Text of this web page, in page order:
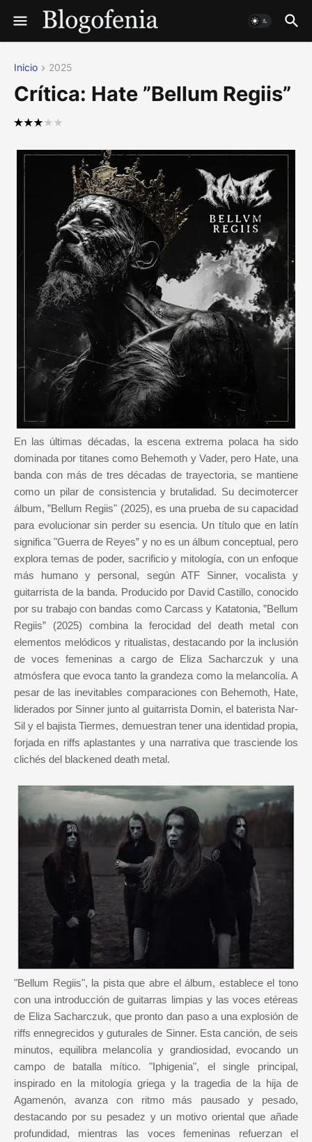
Inicio 2025
Crítica: Hate ”Bellum Regiis”
En las últimas décadas, la escena extrema polaca ha sido
dominada por titanes como Behemoth y Vader, pero Hate, una
banda con más de tres décadas de trayectoria, se mantiene
como un pilar de consistencia y brutalidad. Su decimotercer
álbum, ”Bellum Regiis" (2025), es una prueba de su capacidad
para evolucionar sin perder su esencia. Un título que en latín
significa "Guerra de Reyes” y no es un álbum conceptual, pero
explora temas de poder, sacrificio y mitología, con un enfoque
más humano y personal, según ATF Sinner, vocalista y
guitarrista de la banda. Producido por David Castillo, conocido
por su trabajo con bandas como Carcass y Katatonia, ”Bellum
Regiis” (2025) combina la ferocidad del death metal con
elementos melódicos y ritualistas, destacando por la inclusión
de voces femeninas a cargo de Eliza Sacharczuk y una
atmósfera que evoca tanto la grandeza como la melancolía. A
pesar de las inevitables comparaciones con Behemoth, Hate,
liderados por Sinner junto al guitarrista Domin, el baterista Nar-
Sil y el bajista Tiermes, demuestran tener una identidad propia,
forjada en riffs aplastantes y una narrativa que trasciende los
clichés del blackened death metal.
"Bellum Regiis", la pista que abre el álbum, establece el tono
con una introducción de guitarras limpias y las voces etéreas
de Eliza Sacharczuk, que pronto dan paso a una explosión de
riffs ennegrecidos y guturales de Sinner. Esta canción, de seis
minutos, equilibra melancolía y grandiosidad, evocando un
campo de batalla mítico. "Iphigenia", el single principal,
inspirado en la mitología griega y la tragedia de la hija de
Agamenón, avanza con ritmo más pausado y pesado,
destacando por su pesadez y un motivo oriental que añade
profundidad, mientras las voces femeninas refuerzan el